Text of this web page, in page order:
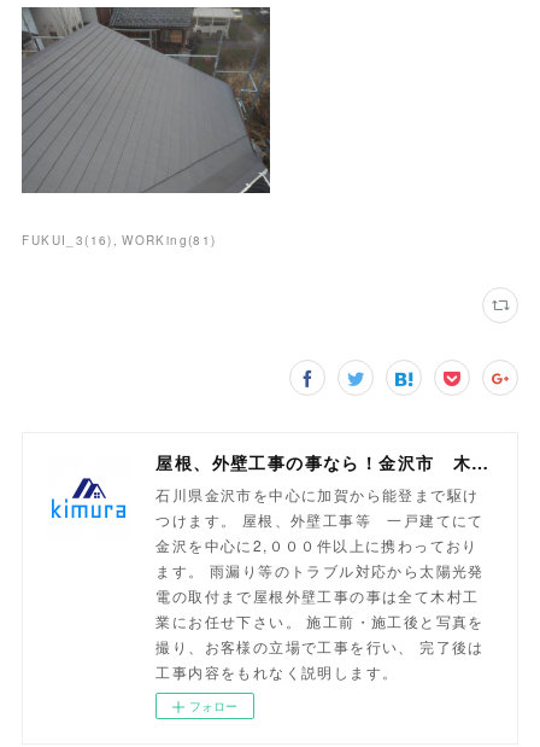
FUKUI_3( 16) WORKing(81)
屋根、外壁工事の事なら！金沢市 木村工業
石川県金沢市を中心に加賀から能登まで駆け
つけます。 屋根、外壁工事等 一戸建てにて
金沢を中心に2,０００件以上に携わっており
ます。 雨漏り等のトラブル対応から太陽光発
電の取付まで屋根外壁工事の事は全て木村工
業にお任せ下さい。 施工前・施工後と写真を
撮り、お客様の立場で工事を行い、 完了後は
工事内容をもれなく説明します。
フォロー